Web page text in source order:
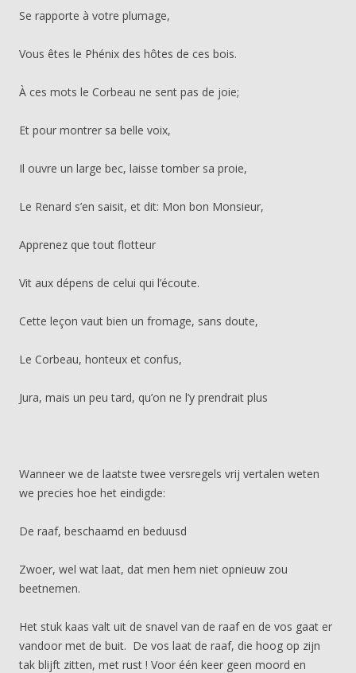
Se rapporte à votre plumage,
Vous êtes le Phénix des hôtes de ces bois.
À ces mots le Corbeau ne sent pas de joie;
Et pour montrer sa belle voix,
Il ouvre un large bec, laisse tomber sa proie,
Le Renard s’en saisit, et dit: Mon bon Monsieur,
Apprenez que tout flotteur
Vit aux dépens de celui qui l’écoute.
Cette leçon vaut bien un fromage, sans doute,
Le Corbeau, honteux et confus,
Jura, mais un peu tard, qu’on ne l’y prendrait plus
Wanneer we de laatste twee versregels vrij vertalen weten
we precies hoe het eindigde:
De raaf, beschaamd en beduusd
Zwoer, wel wat laat, dat men hem niet opnieuw zou
beetnemen.
Het stuk kaas valt uit de snavel van de raaf en de vos gaat er
vandoor met de buit. De vos laat de raaf, die hoog op zijn
tak blijft zitten, met rust ! Voor één keer geen moord en